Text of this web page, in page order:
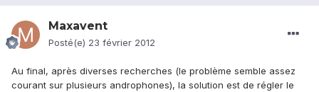
Maxavent
Posté(e) 23 février 2012
Au final, après diverses recherches (le problème semble assez
courant sur plusieurs androphones), la solution est de régler le